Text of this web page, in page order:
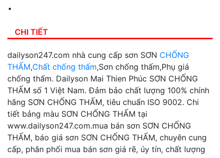
CHI TIẾT
dailyson247.com nhà cung cấp sơn SƠN CHỐNG
THẤM,Chất chống thấm,Sơn chống thấm,Phụ giá
chống thấm. Dailyson Mai Thien Phúc SƠN CHỐNG
THẤM số 1 Việt Nam. Đảm bảo chất lượng 100% chính
hãng SƠN CHỐNG THẤM, tiêu chuẩn ISO 9002. Chi
tiết bảng màu SƠN CHỐNG THẤM tại
www.dailyson247.com.mua bán sơn SƠN CHỐNG
THẤM, báo giá sơn SƠN CHỐNG THẤM, chuyên cung
cấp, phân phối mua bán sơn giá rẽ, úy tín, chất lượng